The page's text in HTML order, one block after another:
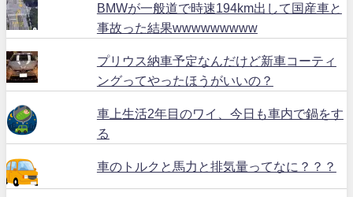
BMWが一般道で時速194km出して国産車と
事故った結果wwwwwwwww
プリウス納車予定なんだけど新車コーティ
ングってやったほうがいいの？
車上生活2年目のワイ、今日も車内で鍋をす
る
車のトルクと馬力と排気量ってなに？？？